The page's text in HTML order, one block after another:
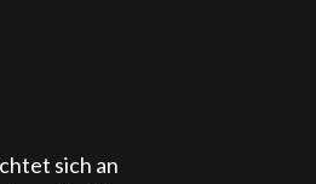
sich an